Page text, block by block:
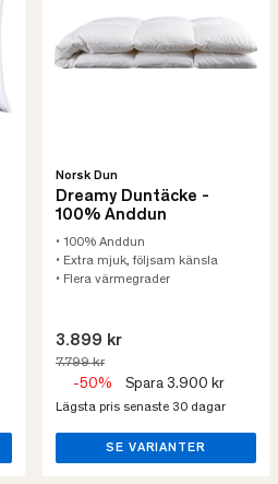
Norsk Dun
Dreamy Duntäcke -
100% Anddun
• 100% Anddun
• Extra mjuk, följsam känsla
• Flera värmegrader
3.899 kr
7.799 kr
-50% Spara 3.900 kr
Lägsta pris senaste 30 dagar
SE VARIANTER